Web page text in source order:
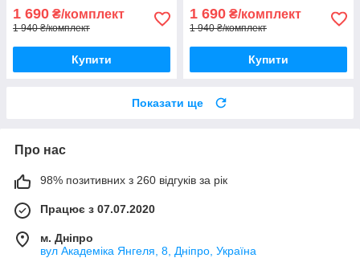
1 690 ₴/комплект
1 940 ₴/комплект
Купити
1 690 ₴/комплект
1 940 ₴/комплект
Купити
Показати ще
Про нас
98% позитивних з 260 відгуків за рік
Працює з 07.07.2020
м. Дніпро
вул Академіка Янгеля, 8, Дніпро, Україна